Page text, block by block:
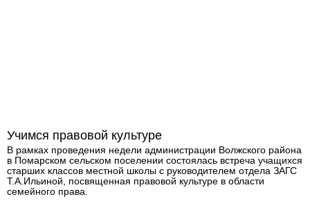
Учимся правовой культуре
В рамках проведения недели администрации Волжского района
в Помарском сельском поселении состоялась встреча учащихся
старших классов местной школы с руководителем отдела ЗАГС
Т.А.Ильиной, посвященная правовой культуре в области
семейного права.